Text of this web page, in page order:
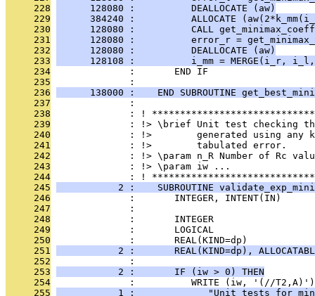
     228
      128080 :          DEALLOCATE (aw)
     229
384240 :          ALLOCATE
     230
128080 :          CALL
     231
128080 :          error_r =
     232
      128080 :          DEALLOCATE (aw)
     233
128108 :          i_mm = MERGE(i_r,
     234
              :       END IF
     235
              :
     236
138000 :    END SUBROUTINE
     237
              :
     238
: !
     239
: !> \brief Unit test checking
     240
: !>        generated using any
     241
              : !>        tabulated error.
     242
: !> \param n_R Number of Rc
     243
              : !> \param iw ...
     244
: !
     245
2 :    SUBROUTINE
     246
:       INTEGER, INTENT(IN)
     247
              :
     248
:       INTEGER
     249
:       LOGICAL
     250
:       REAL(KIND=dp)
     251
2 :       REAL(KIND=dp),
     252
              :
     253
           2 :       IF (iw > 0) THEN
     254
:          WRITE (iw, '(//
     255
1 :             "Unit tests for